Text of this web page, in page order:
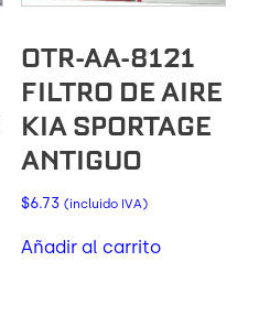
OTR-AA-8121
FILTRO DE AIRE
KIA SPORTAGE
ANTIGUO
$6.73 (incluido IVA)
Añadir al carrito